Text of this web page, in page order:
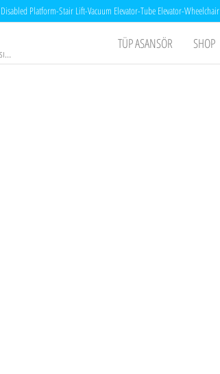
Disabled Platform-Stair Lift-Vacuum Elevator-Tube Elevator-Wheelchair
TÜP ASANSÖR SHOP